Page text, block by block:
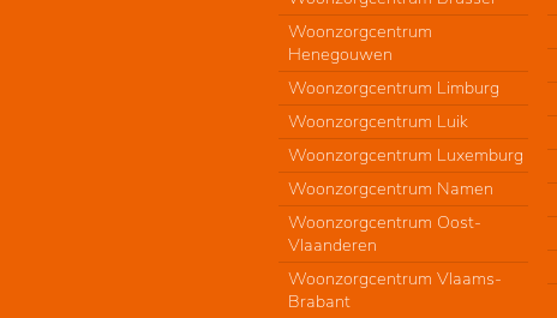
Woonzorgcentrum
Henegouwen
Woonzorgcentrum Limburg
Woonzorgcentrum Luik
Woonzorgcentrum Luxemburg
Woonzorgcentrum Namen
Woonzorgcentrum Oost-
Vlaanderen
Woonzorgcentrum Vlaams-
Brabant